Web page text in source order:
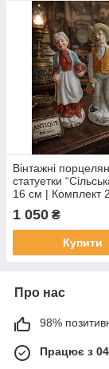
Вінтажні
статуетки
16 см | Комплект
1 050 ₴
Купити
Про нас
98%
Працює з